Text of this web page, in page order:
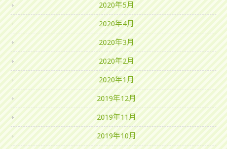
2020年5月
2020年4月
2020年3月
2020年2月
2020年1月
2019年12月
2019年11月
2019年10月